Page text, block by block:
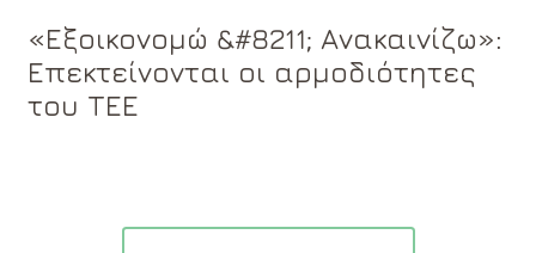
«Εξοικονομώ &#8211; Ανακαινίζω»:
Επεκτείνονται οι αρμοδιότητες
του ΤΕΕ